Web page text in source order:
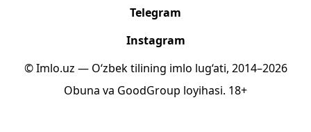
Telegram
Instagram
© Imlo.uz — O‘zbek tilining imlo lug‘ati, 2014–2026
Obuna va GoodGroup loyihasi. 18+